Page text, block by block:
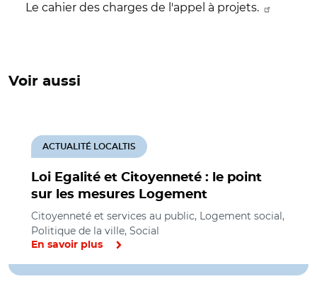
Le cahier des charges de l'appel à projets.
Voir aussi
Loi Egalité et Citoyenneté : le point
sur les mesures Logement
ACTUALITÉ LOCALTIS
Citoyenneté et services au public, Logement social,
Politique de la ville, Social
En savoir plus